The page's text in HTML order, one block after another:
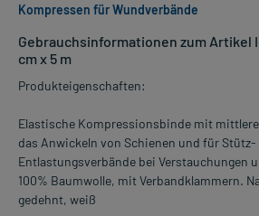
Gebrauchsinformationen zum Artikel
cm x 5 m
Produkteigenschaften:
Elastische Kompressionsbinde mit
das Anwickeln von Schienen und für Stütz-
Entlastungsverbände bei Verstauchungen
100% Baumwolle, mit Verbandklammern.
gedehnt, weiß
Kompressen für Wundverbände